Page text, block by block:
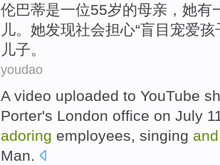
伦巴蒂是一位55岁的母亲 ， 她有
儿。她发现社会担心“盲目 宠爱孩
儿子。
youdao
A video uploaded to YouTube
Porter's London office on July
adoring employees, singing and
Man.